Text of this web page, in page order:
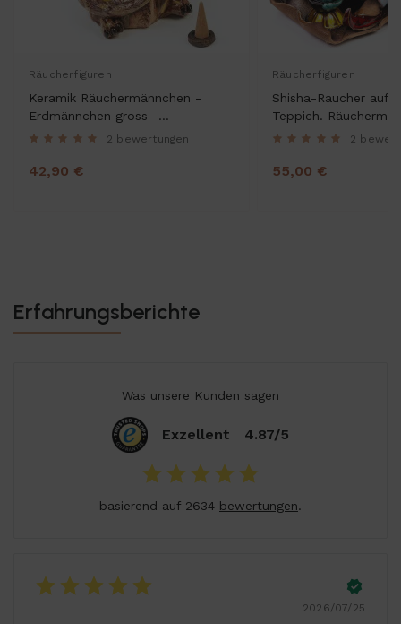
Räucherfiguren
Keramik Räuchermännchen -
Erdmännchen gross -
Räucherfigur und Dekofigur
2 bewertungen
42,90 €
Räucherfiguren
Shisha-Raucher auf
Teppich.
2
55,00 €
Erfahrungsberichte
Was unsere Kunden sagen
Exzellent 4.87/5
basierend auf 2634 bewertungen.
2026/07/25